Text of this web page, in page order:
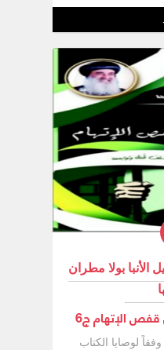
مقر المجلس
الحالة ، وبالفعل
كلمة كلمة
الأنبا بولا مطران
الإتهام ج6
وفقاً لوصايا الكتاب